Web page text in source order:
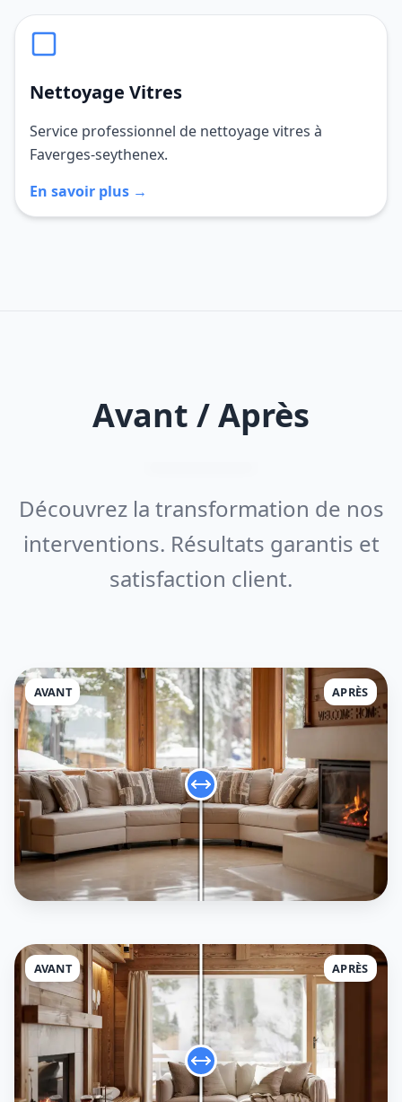
Nettoyage Vitres
Service professionnel de nettoyage vitres à
Faverges-seythenex.
En savoir plus →
Avant / Après
Découvrez la transformation de nos
interventions. Résultats garantis et
satisfaction client.
AVANT APRÈS
AVANT APRÈS